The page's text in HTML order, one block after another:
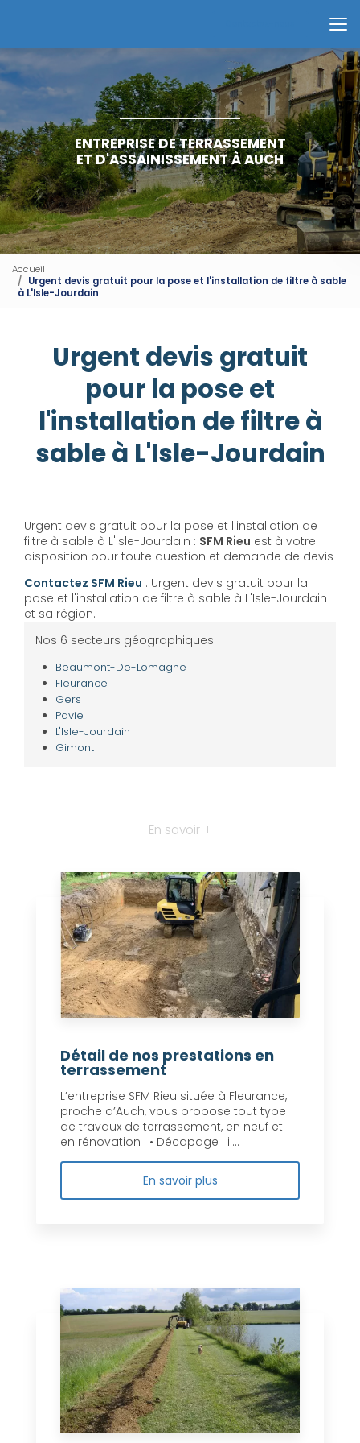
principal
ENTREPRISE DE TERRASSEMENT
ET D'ASSAINISSEMENT À AUCH
Accueil
Urgent devis gratuit pour la pose et l'installation de filtre à sable
à L'Isle-Jourdain
Urgent devis gratuit
pour la pose et
l'installation de filtre à
sable à L'Isle-Jourdain
Urgent devis gratuit pour la pose et l'installation de
filtre à sable à L'Isle-Jourdain : SFM Rieu est à votre
disposition pour toute question et demande de devis
Contactez SFM Rieu : Urgent devis gratuit pour la
pose et l'installation de filtre à sable à L'Isle-Jourdain
et sa région.
Nos 6 secteurs géographiques
Beaumont-De-Lomagne
Fleurance
Gers
Pavie
L'Isle-Jourdain
Gimont
En savoir +
Détail de nos prestations en
terrassement
L’entreprise SFM Rieu située à Fleurance,
proche d’Auch, vous propose tout type
de travaux de terrassement, en neuf et
en rénovation : • Décapage : il...
En savoir plus